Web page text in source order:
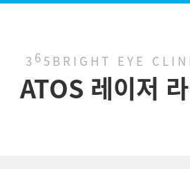
3 6 5BRIGHT EYE
ATOS 레이저